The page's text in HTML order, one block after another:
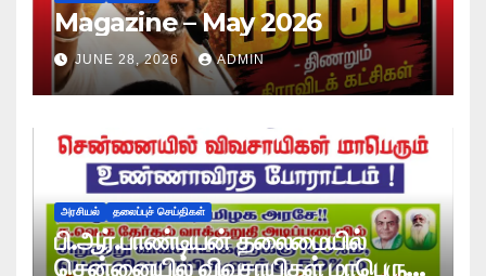
Magazine – May 2026
JUNE 28, 2026 ADMIN
அரசியல் தலைப்புச் செய்திகள்
பி.ஆர்.பாண்டியன் தலைமையில்
சென்னையில் விவசாயிகள் மாபெரும்